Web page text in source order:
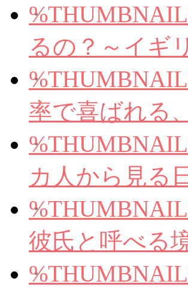
るの？～イギ
率で喜ばれる
カ人から見る
彼氏と呼べる